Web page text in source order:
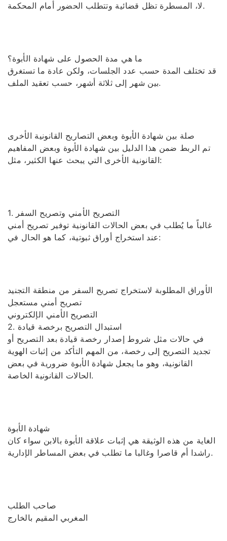
لا، المسطرة تظل قضائية وتتطلب الحضور أمام المحكمة.
ما هي مدة الحصول على شهادة الأبوة؟
قد تختلف المدة حسب عدد الجلسات، ولكن عادة ما تستغرق
بين شهر إلى ثلاثة أشهر، حسب تعقيد الملف.
صلة بين شهادة الأبوة وبعض التصاريح القانونية الأخرى
تم الربط ضمن هذا الدليل بين شهادة الأبوة وبعض المفاهيم
القانونية الأخرى التي يبحث عنها الكثير، مثل:
1. التصريح الأمني وتصريح السفر
غالباً ما يُطلب في بعض الحالات القانونية توفير تصريح أمني
عند استخراج أوراق ثبوتية، كما هو الحال في:
الأوراق المطلوبة لاستخراج تصريح السفر من منطقة التجنيد
تصريح أمني مستعجل
التصريح الأمني الإلكتروني
2. استبدال التصريح برخصة قيادة
في حالات مثل شروط إصدار رخصة قيادة بعد التصريح أو
تجديد التصريح إلى رخصة، من المهم التأكد من إثبات الهوية
القانونية، وهو ما يجعل شهادة الأبوة ضرورية في بعض
الحالات القانونية الخاصة.
شهادة الأبوة
الغاية من هذه الوثيقة هي إثبات علاقة الأبوة بالابن سواء كان
راشدا أم قاصرا وغالبا ما تطلب في بعض المساطر الإدارية.
صاحب الطلب
المغربي المقيم بالخارج